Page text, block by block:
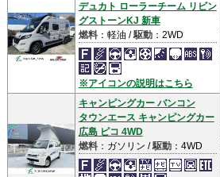
デュカト ローラーチーム リビン
グストーンKJ 新車
燃料：軽油 /駆動：2WD
※アイコンの説明はこちら
キャンピングカー バンコン
タウンエース キャンピングカー
広島 ピコ 4WD
燃料：ガソリン /駆動：4WD